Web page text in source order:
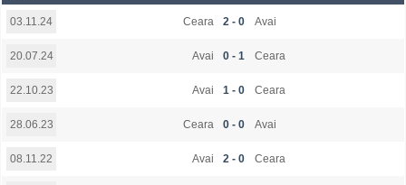
03.11.24 Ceara 2 - 0 Avai
20.07.24 Avai 0 - 1 Ceara
22.10.23 Avai 1 - 0 Ceara
28.06.23 Ceara 0 - 0 Avai
08.11.22 Avai 2 - 0 Ceara